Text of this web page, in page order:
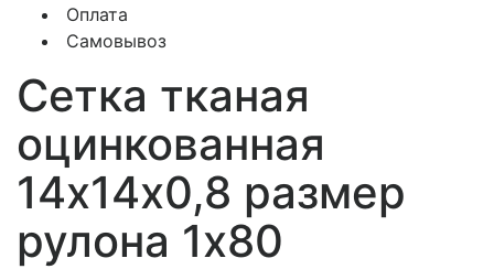
Оплата
Самовывоз
Сетка тканая
оцинкованная
14х14х0,8 размер
рулона 1х80